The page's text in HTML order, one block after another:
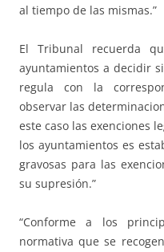
al tiempo de las mismas.”
El Tribunal recuerda
ayuntamientos a decidir
regula con la
observar las
este caso las exenciones
los ayuntamientos es
gravosas para las
su supresión.”
“Conforme a los
normativa que se